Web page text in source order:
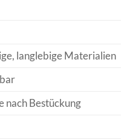
langlebige Materialien
nach Bestückung